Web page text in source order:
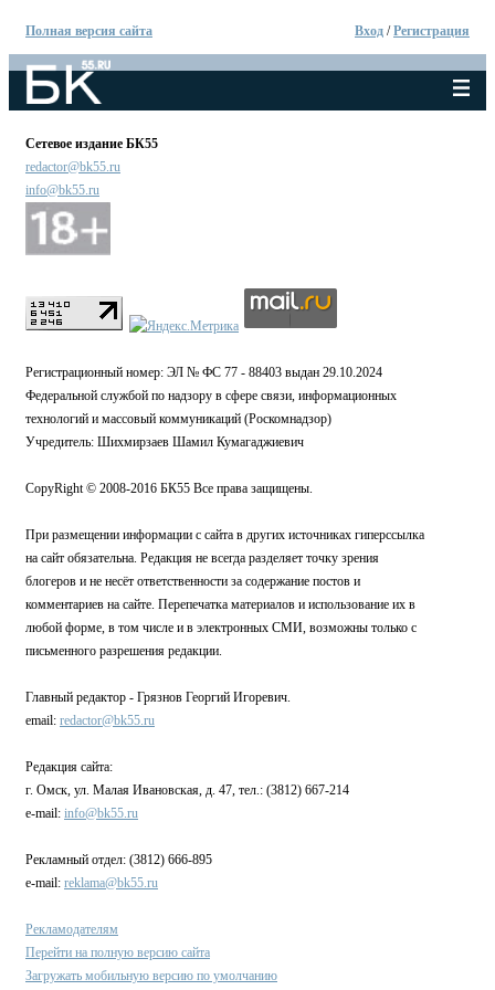
Полная версия сайта Вход /Регистрация
Сетевое издание БК55
redactor@bk55.ru
info@bk55.ru
Регистрационный номер: ЭЛ № ФС 77 - 88403 выдан 29.10.2024
Федеральной службой по надзору в сфере связи, информационных
технологий и массовый коммуникаций (Роскомнадзор)
Учредитель: Шихмирзаев Шамил Кумагаджиевич
CopyRight © 2008-2016 БК55 Все права защищены.
При размещении информации с сайта в других источниках гиперссылка
на сайт обязательна. Редакция не всегда разделяет точку зрения
блогеров и не несёт ответственности за содержание постов и
комментариев на сайте. Перепечатка материалов и использование их в
любой форме, в том числе и в электронных СМИ, возможны только с
письменного разрешения редакции.
Главный редактор - Грязнов Георгий Игоревич.
email: redactor@bk55.ru
Редакция сайта:
г. Омск, ул. Малая Ивановская, д. 47, тел.: (3812) 667-214
e-mail: info@bk55.ru
Рекламный отдел: (3812) 666-895
e-mail: reklama@bk55.ru
Рекламодателям
Перейти на полную версию сайта
Загружать мобильную версию по умолчанию